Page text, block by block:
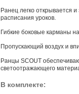
Ранец легко открывается
расписания уроков.
Гибкие боковые карманы
Пропускающий воздух и
Ранцы SCOUT
светоотражающего
В комплекте: